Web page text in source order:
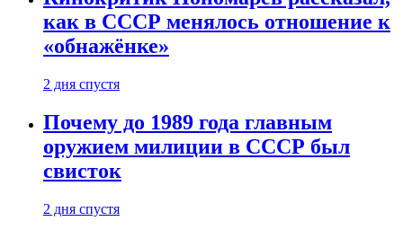
как в СССР менялось отношение к
«обнажёнке»
2 дня спустя
Почему до 1989 года главным
оружием милиции в СССР был
свисток
2 дня спустя